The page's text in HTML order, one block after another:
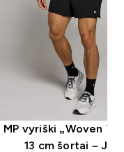
MP vyriški „Woven
13 cm šortai –